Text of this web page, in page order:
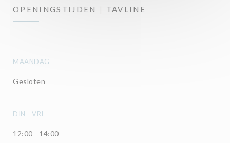
OPENINGSTIJDEN TAVLINE
MAANDAG
Gesloten
DIN - VRI
12:00 - 14:00